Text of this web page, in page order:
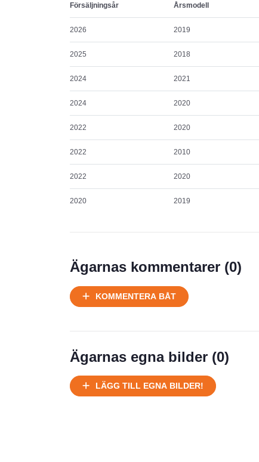
Försäljningsår Årsmodell
2026 2019
2025 2018
2024 2021
2024 2020
2022 2020
2022 2010
2022 2020
2020 2019
Ägarnas kommentarer (0)
KOMMENTERA BÅT
Ägarnas egna bilder (0)
LÄGG TILL EGNA BILDER!